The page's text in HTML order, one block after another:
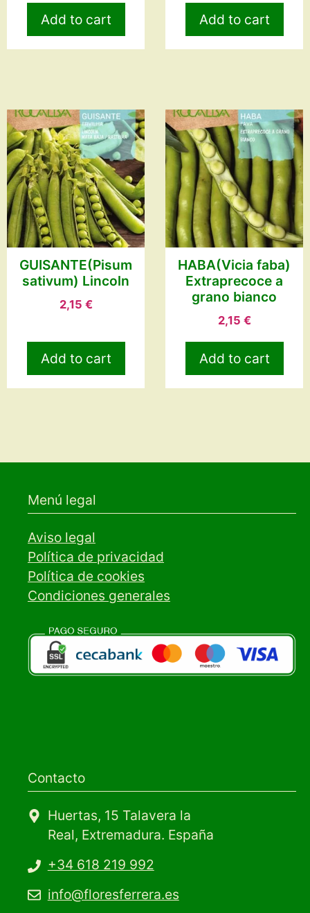
Add to cart Add to cart
GUISANTE(Pisum
sativum) Lincoln
2,15 €
Add to cart
HABA(Vicia faba)
Extraprecoce a
grano bianco
2,15 €
Add to cart
Menú legal
Aviso legal
Política de privacidad
Política de cookies
Condiciones generales
Contacto
Huertas, 15 Talavera la
Real, Extremadura. España
+34 618 219 992
info@floresferrera.es